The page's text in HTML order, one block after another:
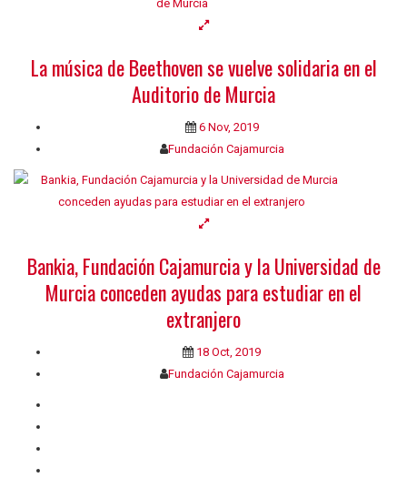
La música de Beethoven se vuelve solidaria en el
Auditorio de Murcia
6 Nov, 2019
Fundación Cajamurcia
Bankia, Fundación Cajamurcia y la Universidad de
Murcia conceden ayudas para estudiar en el
extranjero
18 Oct, 2019
Fundación Cajamurcia